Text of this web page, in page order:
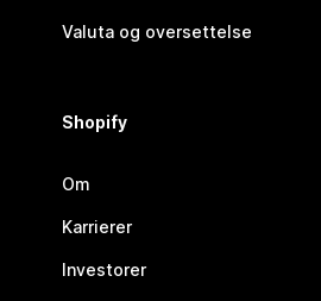
Valuta og oversettelse
Shopify
Om
Karrierer
Investorer